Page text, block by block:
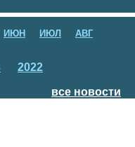
ИЮН ИЮЛ
АВГ
2022
все новости